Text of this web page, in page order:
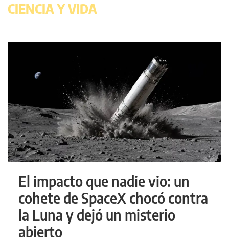
CIENCIA Y VIDA
El impacto que nadie vio: un
cohete de SpaceX chocó contra
la Luna y dejó un misterio
abierto